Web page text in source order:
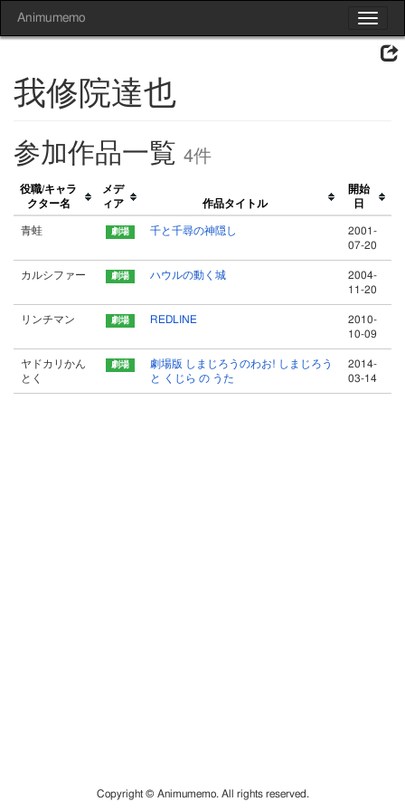
Toggle
Animumemo
我修院達也
参加作品一覧 4件
役職/キャラ
クター名
メデ
ィア
作品タイトル
開始
日
青蛙 千と千尋の神隠し
2001-
07-20
カルシファー ハウルの動く城
2004-
11-20
リンチマン REDLINE
2010-
10-09
ヤドカリかん
とく
劇場版 しまじろうのわお! しまじろう
と くじら の うた
2014-
03-14
Copyright © Animumemo. All rights reserved.